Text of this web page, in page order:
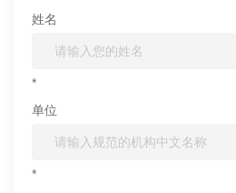
姓名
*
单位
*